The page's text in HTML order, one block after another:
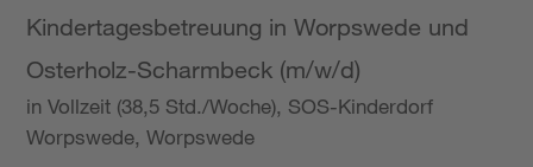
Kindertagesbetreuung in Worpswede und
Osterholz-Scharmbeck (m/w/d)
in Vollzeit (38,5 Std./Woche), SOS-Kinderdorf
Worpswede, Worpswede